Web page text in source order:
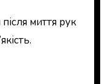
миття рук